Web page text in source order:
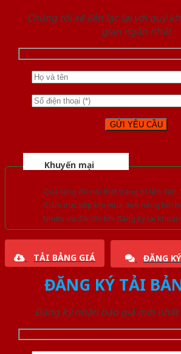
Chúng tôi sẽ liên lạc lại với quý
gian ngắn nhất
Khuyến mại
Quà tặng đồ nội thất trang trí lên đến
Giảm trực tiếp khi mua đơn hàng lớn
Nhiều ưu đãi lớn khi đăng ký tài
TẢI BẢNG GIÁ ĐĂNG
ĐĂNG KÝ TẢI
Đăng ký nhận báo giá mới